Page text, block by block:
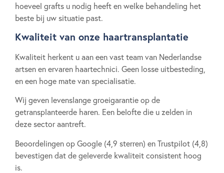
hoeveel grafts u nodig heeft en welke behandeling het
beste bij uw situatie past.
Kwaliteit van onze haartransplantatie
Kwaliteit herkent u aan een vast team van Nederlandse
artsen en ervaren haartechnici. Geen losse uitbesteding,
en een hoge mate van specialisatie.
Wij geven levenslange groeigarantie op de
getransplanteerde haren. Een belofte die u zelden in
deze sector aantreft.
Beoordelingen op Google (4,9 sterren) en Trustpilot (4,8)
bevestigen dat de geleverde kwaliteit consistent hoog
is.